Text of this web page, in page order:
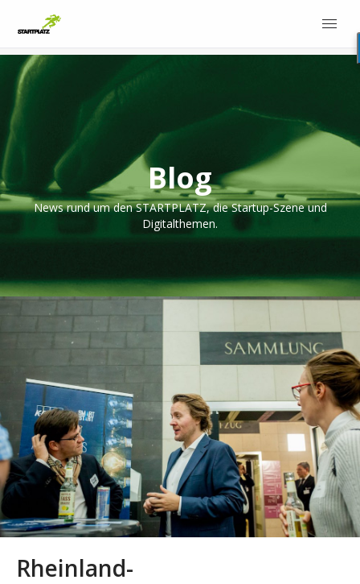
Blog
News rund um den STARTPLATZ, die Startup-Szene und
Digitalthemen.
Rheinland-